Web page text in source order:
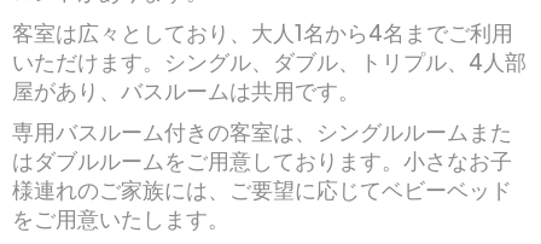
客室は広々としており、大人1名から4名までご利用
いただけます。シングル、ダブル、トリプル、4人部
屋があり、バスルームは共用です。
専用バスルーム付きの客室は、シングルルームまた
はダブルルームをご用意しております。小さなお子
様連れのご家族には、ご要望に応じてベビーベッド
をご用意いたします。